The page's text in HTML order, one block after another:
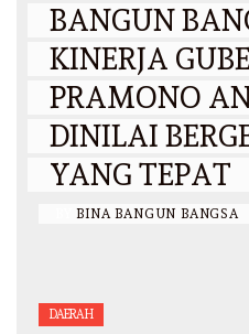
BANGUN
KINERJA
PRAMONO
DINILAI
YANG TEPAT
BINA BANGUN BANGSA
DAERAH